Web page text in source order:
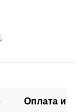
Оплата и